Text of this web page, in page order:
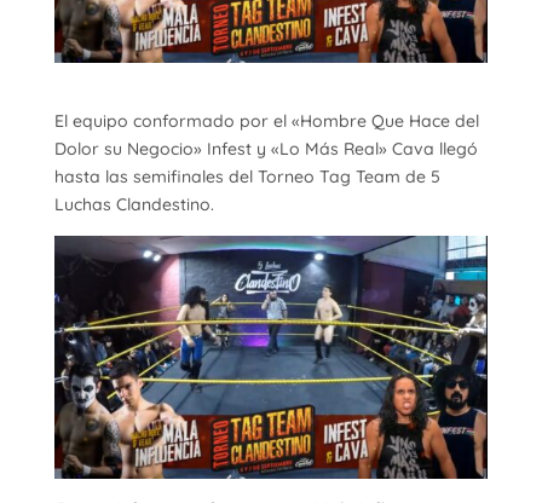
El equipo conformado por el «Hombre Que Hace del
Dolor su Negocio» Infest y «Lo Más Real» Cava llegó
hasta las semifinales del Torneo Tag Team de 5
Luchas Clandestino.